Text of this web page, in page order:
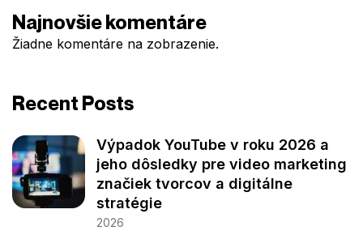
Najnovšie komentáre
Žiadne komentáre na zobrazenie.
Recent Posts
Výpadok YouTube v roku 2026 a
jeho dôsledky pre video marketing
značiek tvorcov a digitálne
stratégie
2026